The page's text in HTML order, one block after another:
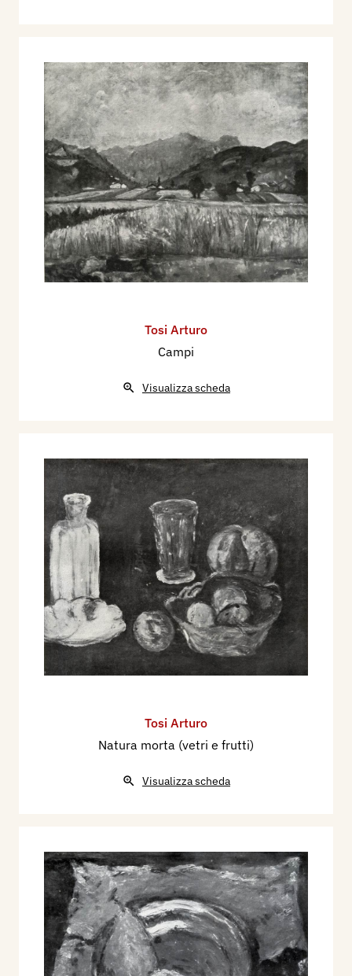
Tosi Arturo
Campi
Visualizza scheda
Tosi Arturo
Natura morta (vetri e frutti)
Visualizza scheda